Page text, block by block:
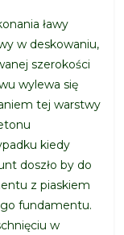
ławy
w deskowaniu,
szerokości
wylewa się
tej warstwy
kiedy
doszło by do
z piaskiem
fundamentu.
w